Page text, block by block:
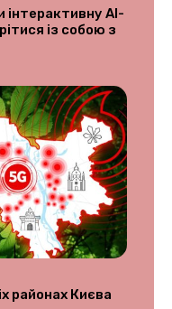
інтерактивну AI-
із собою з
районах Києва